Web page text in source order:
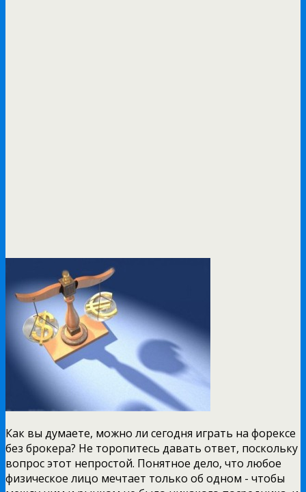
Как вы думаете, можно ли сегодня играть на форексе
без брокера? Не торопитесь давать ответ, поскольку
вопрос этот непростой. Понятное дело, что любое
физическое лицо мечтает только об одном - чтобы